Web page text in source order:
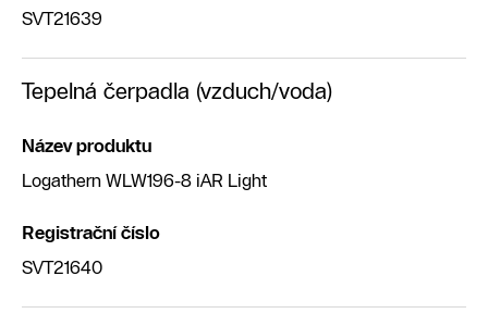
SVT21639
Tepelná čerpadla (vzduch/voda)
Název produktu
Logathern WLW196-8 iAR Light
Registrační číslo
SVT21640